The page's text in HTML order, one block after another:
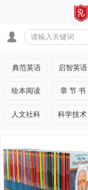
넙
典范英语
章 节 书
绘本阅读
人文社科 科学技术
启智英语